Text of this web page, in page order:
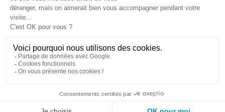
Conditions générales de ventes
Plateforme de signalement